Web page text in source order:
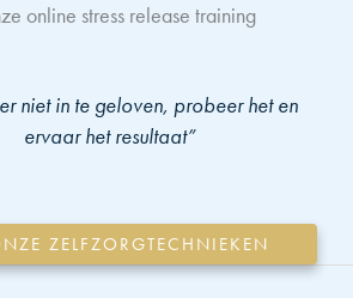
online stress release training
niet in te geloven, probeer het en
ervaar het resultaat”
ZELFZORGTECHNIEKEN